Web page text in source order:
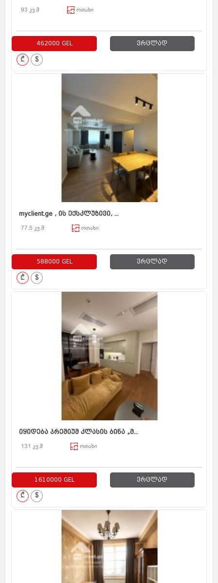
93 კვ.მ ოთახი
462000 GEL ვრცლად
₾ $
myclient.ge , ის ექსკლუზივი, ...
77.5 კვ.მ ოთახი
588000 GEL ვრცლად
₾ $
იყიდება პრემიუმ კლასის ბინა „მ...
131 კვ.მ ოთახი
1610000 GEL ვრცლად
₾ $